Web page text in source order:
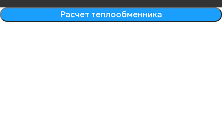
Расчет теплообменника